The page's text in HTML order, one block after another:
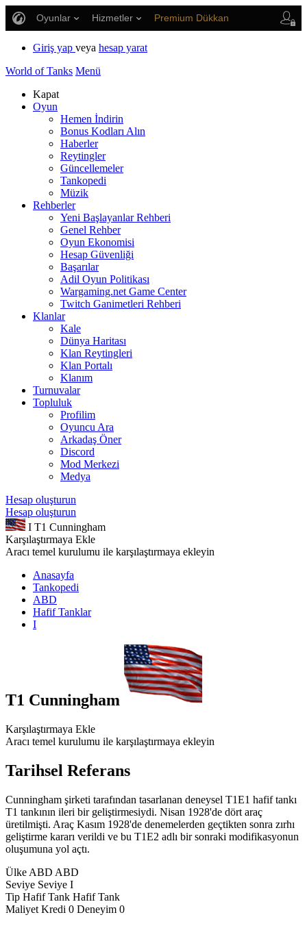
Oyunlar Hizmetler Premium Dükkan
Giriş yap veya hesap yarat
World of Tanks Menü
Kapat
Oyun
Hemen İndirin
Bonus Kodları Alın
Haberler
Reytingler
Güncellemeler
Tankopedi
Müzik
Rehberler
Yeni Başlayanlar Rehberi
Genel Rehber
Oyun Ekonomisi
Hesap Güvenliği
Başarılar
Adil Oyun Politikası
Wargaming.net Game Center
Twitch Ganimetleri Rehberi
Klanlar
Kale
Dünya Haritası
Klan Reytingleri
Klan Portalı
Klanım
Turnuvalar
Topluluk
Profilim
Oyuncu Ara
Arkadaş Öner
Discord
Mod Merkezi
Medya
Hesap oluşturun
Hesap oluşturun
I T1 Cunningham
Karşılaştırmaya Ekle
Aracı temel kurulumu ile karşılaştırmaya ekleyin
Anasayfa
Tankopedi
ABD
Hafif Tanklar
I
T1 Cunningham
Karşılaştırmaya Ekle
Aracı temel kurulumu ile karşılaştırmaya ekleyin
Tarihsel Referans
Cunningham şirketi tarafından tasarlanan deneysel T1E1 hafif tankı
T1 tankının ileri bir geliştirmesiydi. Nisan 1928'de dört araç
üretilmişti. Araç Kasım 1928'de denemelerden geçtikten sonra zırhı
geliştirme kararı verildi ve bu T1E2 adlı bir sonraki modifikasyonun
oluşumuna yol açtı.
Ülke ABD ABD
Seviye Seviye I
Tip Hafif Tank Hafif Tank
Maliyet Kredi 0 Deneyim 0